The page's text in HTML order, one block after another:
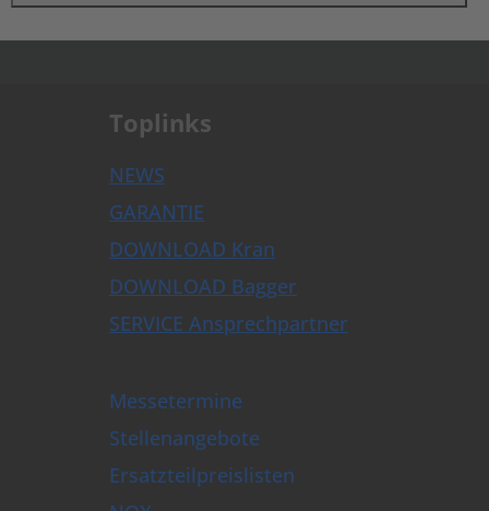
Toplinks
NEWS
GARANTIE
DOWNLOAD Kran
DOWNLOAD Bagger
SERVICE Ansprechpartner
Messetermine
Stellenangebote
Ersatzteilpreislisten